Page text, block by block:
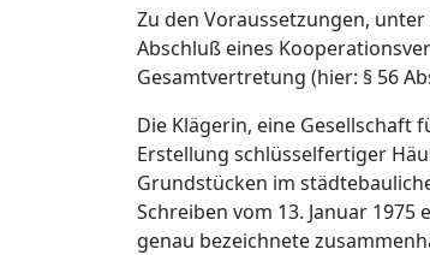
Zu den Voraussetzungen,
Abschluß eines
Gesamtvertretung (hier: § 56
Die Klägerin, eine
Erstellung schlüsselfertiger
Grundstücken im
Schreiben vom 13. Januar
genau bezeichnete